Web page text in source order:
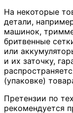
На некоторые
детали,
машинок,
бритвенные
или
и их заточку,
(упаковке)
Претензии по
рекомендуется